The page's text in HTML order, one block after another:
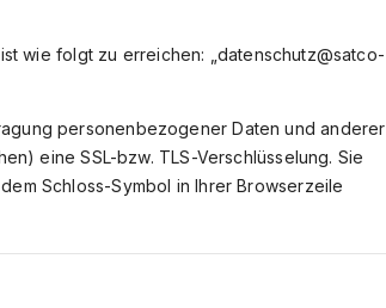
wie folgt zu erreichen: „datenschutz@satco-
personenbezogener Daten und anderer
eine SSL-bzw. TLS-Verschlüsselung. Sie
Schloss-Symbol in Ihrer Browserzeile